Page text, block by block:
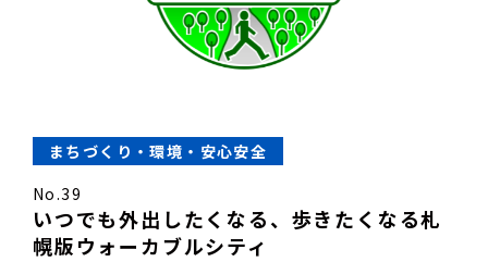
まちづくり・環境・安心安全
No.39
いつでも外出したくなる、歩きたくなる札
幌版ウォーカブルシティ